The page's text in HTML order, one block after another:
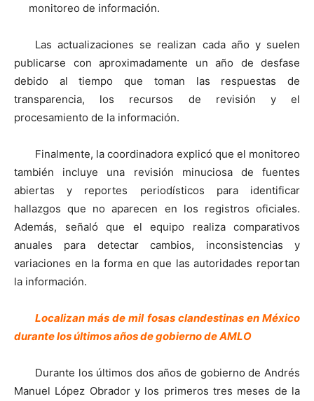
monitoreo de información.
Las actualizaciones se realizan cada año y suelen
publicarse con aproximadamente un año de desfase
debido al tiempo que toman las respuestas de
transparencia, los recursos de revisión y el
procesamiento de la información.
Finalmente, la coordinadora explicó que el monitoreo
también incluye una revisión minuciosa de fuentes
abiertas y reportes periodísticos para identificar
hallazgos que no aparecen en los registros oficiales.
Además, señaló que el equipo realiza comparativos
anuales para detectar cambios, inconsistencias y
variaciones en la forma en que las autoridades reportan
la información.
Localizan más de mil fosas clandestinas en México
durante los últimos años de gobierno de AMLO
Durante los últimos dos años de gobierno de Andrés
Manuel López Obrador y los primeros tres meses de la